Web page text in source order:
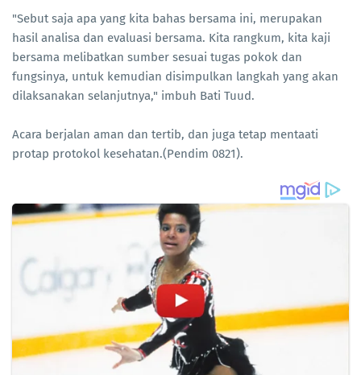
"Sebut saja apa yang kita bahas bersama ini, merupakan
hasil analisa dan evaluasi bersama. Kita rangkum, kita kaji
bersama melibatkan sumber sesuai tugas pokok dan
fungsinya, untuk kemudian disimpulkan langkah yang akan
dilaksanakan selanjutnya," imbuh Bati Tuud.
Acara berjalan aman dan tertib, dan juga tetap mentaati
protap protokol kesehatan.(Pendim 0821).